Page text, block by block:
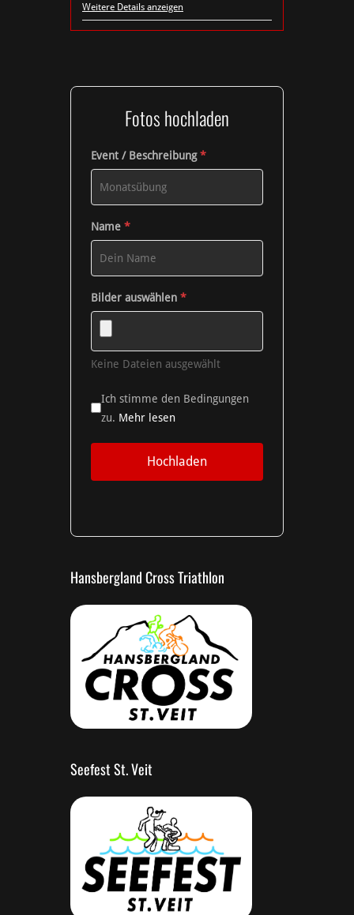
Weitere Details anzeigen
Fotos hochladen
Event / Beschreibung*
Name *
Bilder auswählen *
Keine Dateien ausgewählt
Ich stimme den Bedingungen
zu. Mehr lesen
Hochladen
Hansbergland Cross Triathlon
Seefest St. Veit